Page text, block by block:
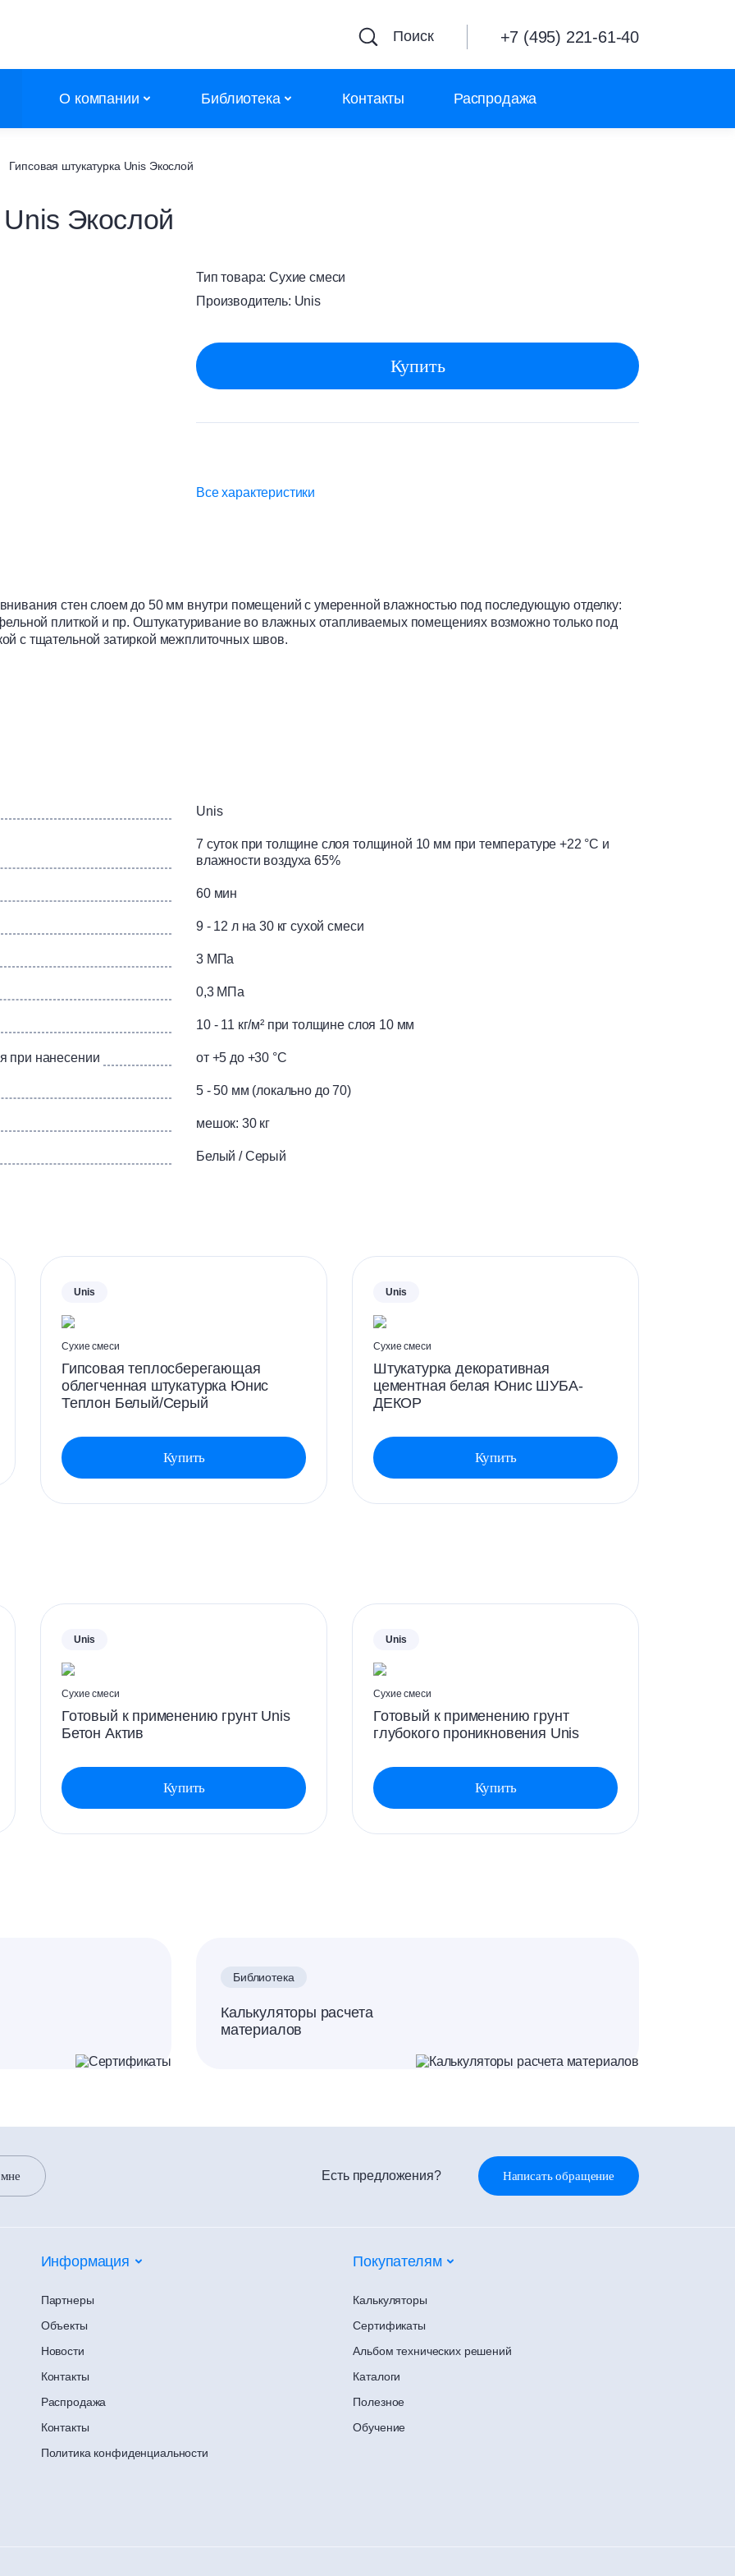
Поиск +7 (495) 221-61-40
О компании
Объекты
Новости
Библиотека
Каталоги
Контакты Распродажа
Гипсовая штукатурка Unis Экослой
Экослой
Тип товара: Сухие смеси
Производитель: Unis
Купить
Все характеристики
стен слоем до 50 мм внутри помещений с умеренной влажностью под последующую отделку:
плиткой и пр. Оштукатуривание во влажных отапливаемых помещениях возможно только под
с тщательной затиркой межплиточных швов.
покрытий, удалить загрязнения и масляные пятна, обеспылить и загрунтовать.
металлические маяки необходимо демонтировать, швы после них заделать штукатурным составом.
зона окна, дверного проемы, на стыке различных строительных материалов и пр.), рекомендуется
увлажнить водой, размыть губчатой теркой и загладить нержавеющей кельмой.
Unis
7 суток при толщине слоя толщиной 10 мм при температуре +22 °С и
влажности воздуха 65%
60 мин
9 - 12 л на 30 кг сухой смеси
3 МПа
0,3 МПа
10 - 11 кг/м² при толщине слоя 10 мм
при нанесении от +5 до +30 °С
5 - 50 мм (локально до 70)
мешок: 30 кг
Белый / Серый
Unis
Сухие смеси
Гипсовая теплосберегающая
облегченная штукатурка Юнис
Теплон Белый/Серый
Купить
Unis
Сухие смеси
Штукатурка декоративная
цементная белая Юнис ШУБА-
ДЕКОР
Купить
Unis
Сухие смеси
Готовый к применению грунт Unis
Бетон Актив
Купить
Unis
Сухие смеси
Готовый к применению грунт
глубокого проникновения Unis
Купить
Библиотека
Калькуляторы расчета
материалов
Есть предложения? Написать обращение
Информация
Партнеры
Объекты
Новости
Контакты
Распродажа
Контакты
Политика конфиденциальности
Покупателям
Калькуляторы
Сертификаты
Альбом технических решений
Каталоги
Полезное
Обучение